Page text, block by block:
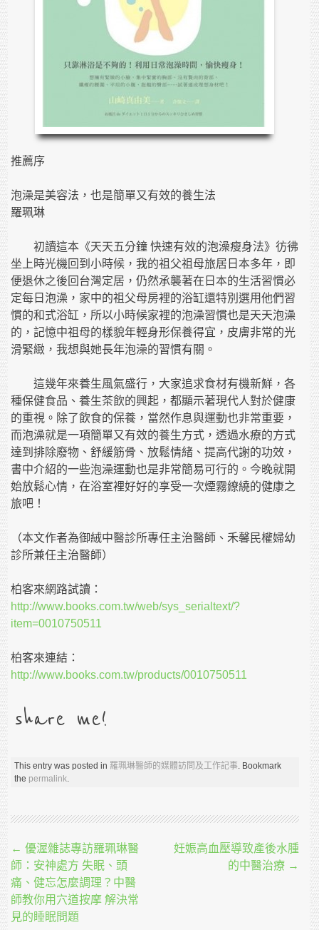
推薦序
泡澡是美容法，也是簡單又有效的養生法
羅珮琳
初讀這本《天天五分鐘 快速有效的泡澡瘦身法》彷彿
坐上時光機回到小時候，我的祖父祖母旅居日本多年，即
便退休之後回台灣定居，仍然承襲著在日本的生活習慣必
定每日泡澡，家中的祖父母房裡的浴缸還特別選用他們習
慣的和式浴缸，所以小時候家裡的泡澡習慣也是天天泡澡
的，記憶中祖母的樣貌年輕身形保養得宜，皮膚非常的光
滑緊緻，我想與她長年泡澡的習慣有關。
這幾年來養生風氣盛行，大家追求食材有機新鮮，各
種保健食品、養生茶飲的興起，都顯示著現代人對於健康
的重視。除了飲食的保養，當然作息與運動也非常重要，
而泡澡就是一項簡單又有效的養生方式，透過水療的方式
達到排除廢物、舒緩筋骨、放鬆情緒、提高代謝的功效，
書中介紹的一些泡澡運動也是非常簡易可行的。今晚就開
始放鬆心情，在浴室裡好好的享受一次煙霧繚繞的健康之
旅吧！
（本文作者為御絨中醫診所專任主治醫師、禾馨民權婦幼
診所兼任主治醫師）
柏客來網路試讀：
http://www.books.com.tw/web/sys_serialtext/?
item=0010750511
柏客來連結：
http://www.books.com.tw/products/0010750511
share me!
This entry was posted in 羅珮琳醫師的媒體訪問及工作記事. Bookmark
the permalink.
Post navigation
← 優渥雜誌專訪羅珮琳醫
師：安神處方 失眠、頭
痛、健忘怎麼調理？中醫
師教你用穴道按摩 解決常
見的睡眠問題
妊娠高血壓導致產後水腫
的中醫治療 →